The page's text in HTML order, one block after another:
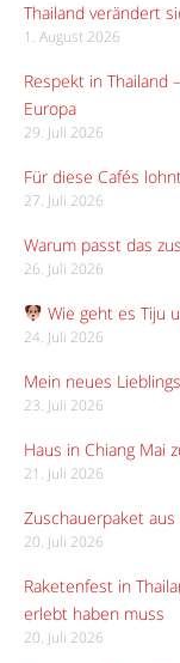
Thailand verändert
1. August 2026
Respekt in Thailand
Europa
29. Juli 2026
Für diese Cafés
27. Juli 2026
Warum passt das
26. Juli 2026
Wie geht es Tiju
24. Juli 2026
Mein neues
23. Juli 2026
Haus in Chiang Mai
21. Juli 2026
Zuschauerpaket
20. Juli 2026
Raketenfest in
erlebt haben muss
20. Juli 2026